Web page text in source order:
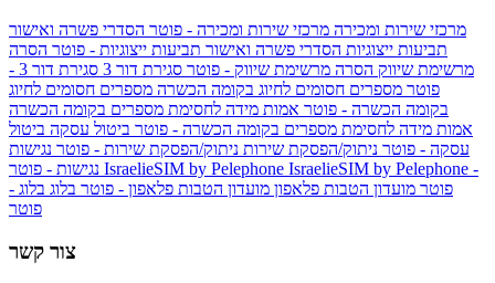
מרכזי שירות ומכירה מרכזי שירות ומכירה - פוטר הסדרי פשרה ואישור
תביעות ייצוגיות הסדרי פשרה ואישור תביעות ייצוגיות - פוטר הסרה
מרשימת שיווק הסרה מרשימת שיווק - פוטר סגירת דור 3
סגירת דור 3 -
פוטר מספרים חסומים לחיוג בקומה הכשרה מספרים חסומים לחיוג
בקומה הכשרה - פוטר אמות מידה לחסימת מספרים בקומה הכשרה
אמות מידה לחסימת מספרים בקומה הכשרה - פוטר ביטול עסקה ביטול
עסקה - פוטר ניתוק/הפסקת שירות ניתוק/הפסקת שירות - פוטר נגישות
IsraelieSIM by Pelephone IsraelieSIM by Pelephone -
פוטר מועדון הטבות פלאפון מועדון הטבות פלאפון - פוטר בלוג בלוג -
פוטר
צור קשר